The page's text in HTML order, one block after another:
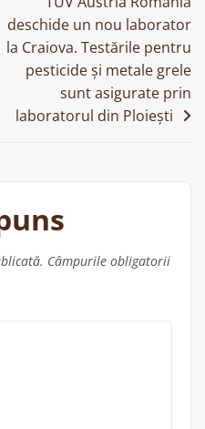
deschide un nou laborator
la Craiova. Testările pentru
pesticide și metale grele
sunt asigurate prin
laboratorul din Ploiești
Câmpurile obligatorii